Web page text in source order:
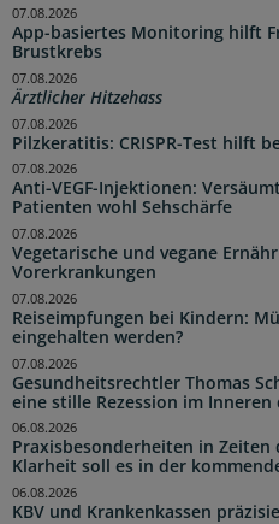
App-basiertes Monitoring hilft
Brustkrebs
07.08.2026
Ärztlicher Hitzehass
07.08.2026
Pilzkeratitis: CRISPR-Test hilft
07.08.2026
Anti-VEGF-Injektionen:
Patienten wohl Sehschärfe
07.08.2026
Vegetarische und vegane
Vorerkrankungen
07.08.2026
Reiseimpfungen bei Kindern:
eingehalten werden?
07.08.2026
Gesundheitsrechtler Thomas
eine stille Rezession im Inneren
07.08.2026
Praxisbesonderheiten in Zeiten
Klarheit soll es in der
06.08.2026
KBV und Krankenkassen
06.08.2026